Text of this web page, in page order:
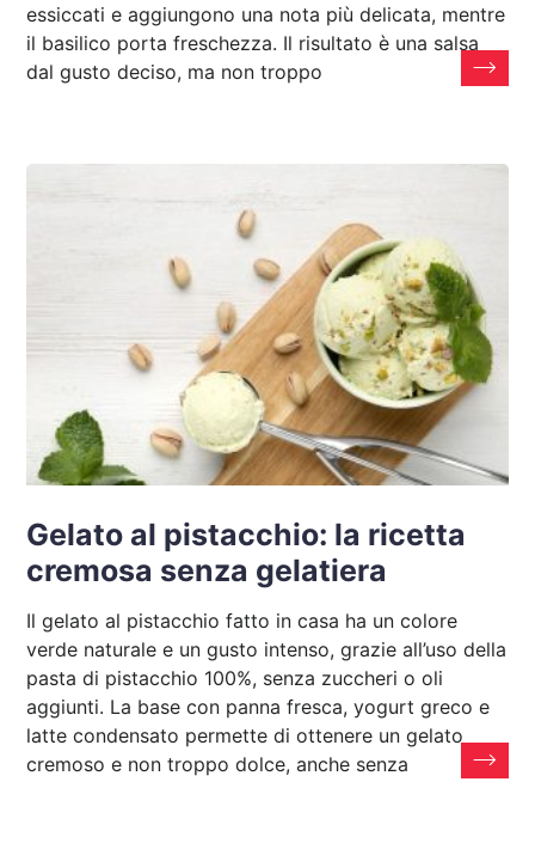
essiccati e aggiungono una nota più delicata, mentre
il basilico porta freschezza. Il risultato è una salsa
dal gusto deciso, ma non troppo
Gelato al pistacchio: la ricetta
cremosa senza gelatiera
Il gelato al pistacchio fatto in casa ha un colore
verde naturale e un gusto intenso, grazie all’uso della
pasta di pistacchio 100%, senza zuccheri o oli
aggiunti. La base con panna fresca, yogurt greco e
latte condensato permette di ottenere un gelato
cremoso e non troppo dolce, anche senza